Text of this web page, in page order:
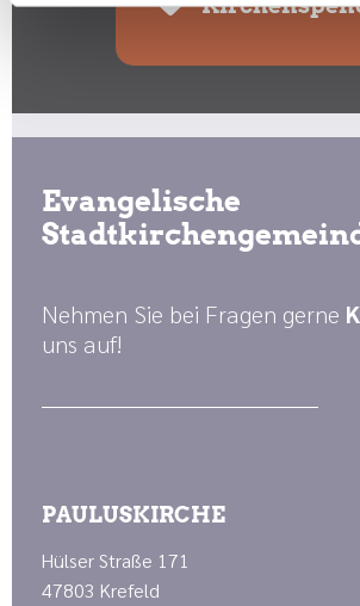
Evangelische
Nehmen Sie bei Fragen gerne
uns auf!
PAULUSKIRCHE
Hülser Straße 171
47803 Krefeld